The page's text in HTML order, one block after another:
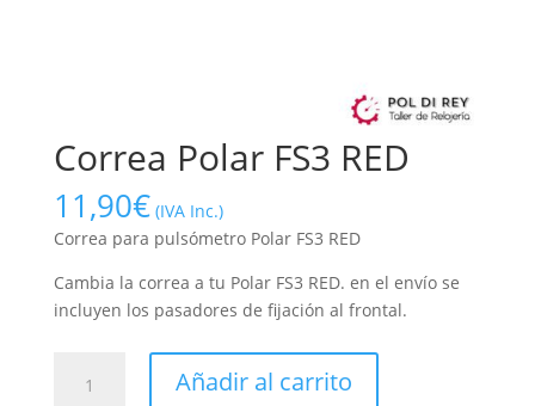
Correa Polar FS3 RED
11,90€ (IVA Inc.)
Correa para pulsómetro Polar FS3 RED
Cambia la correa a tu Polar FS3 RED. en el envío se
incluyen los pasadores de fijación al frontal.
Polar
Añadir al carrito